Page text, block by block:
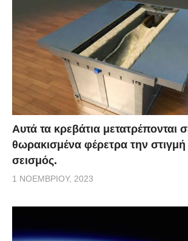
Αυτά τα κρεβάτια μετατρέπονται
θωρακισμένα φέρετρα την στιγμή
σεισμός.
1 ΝΟΕΜΒΡΊΟΥ, 2023